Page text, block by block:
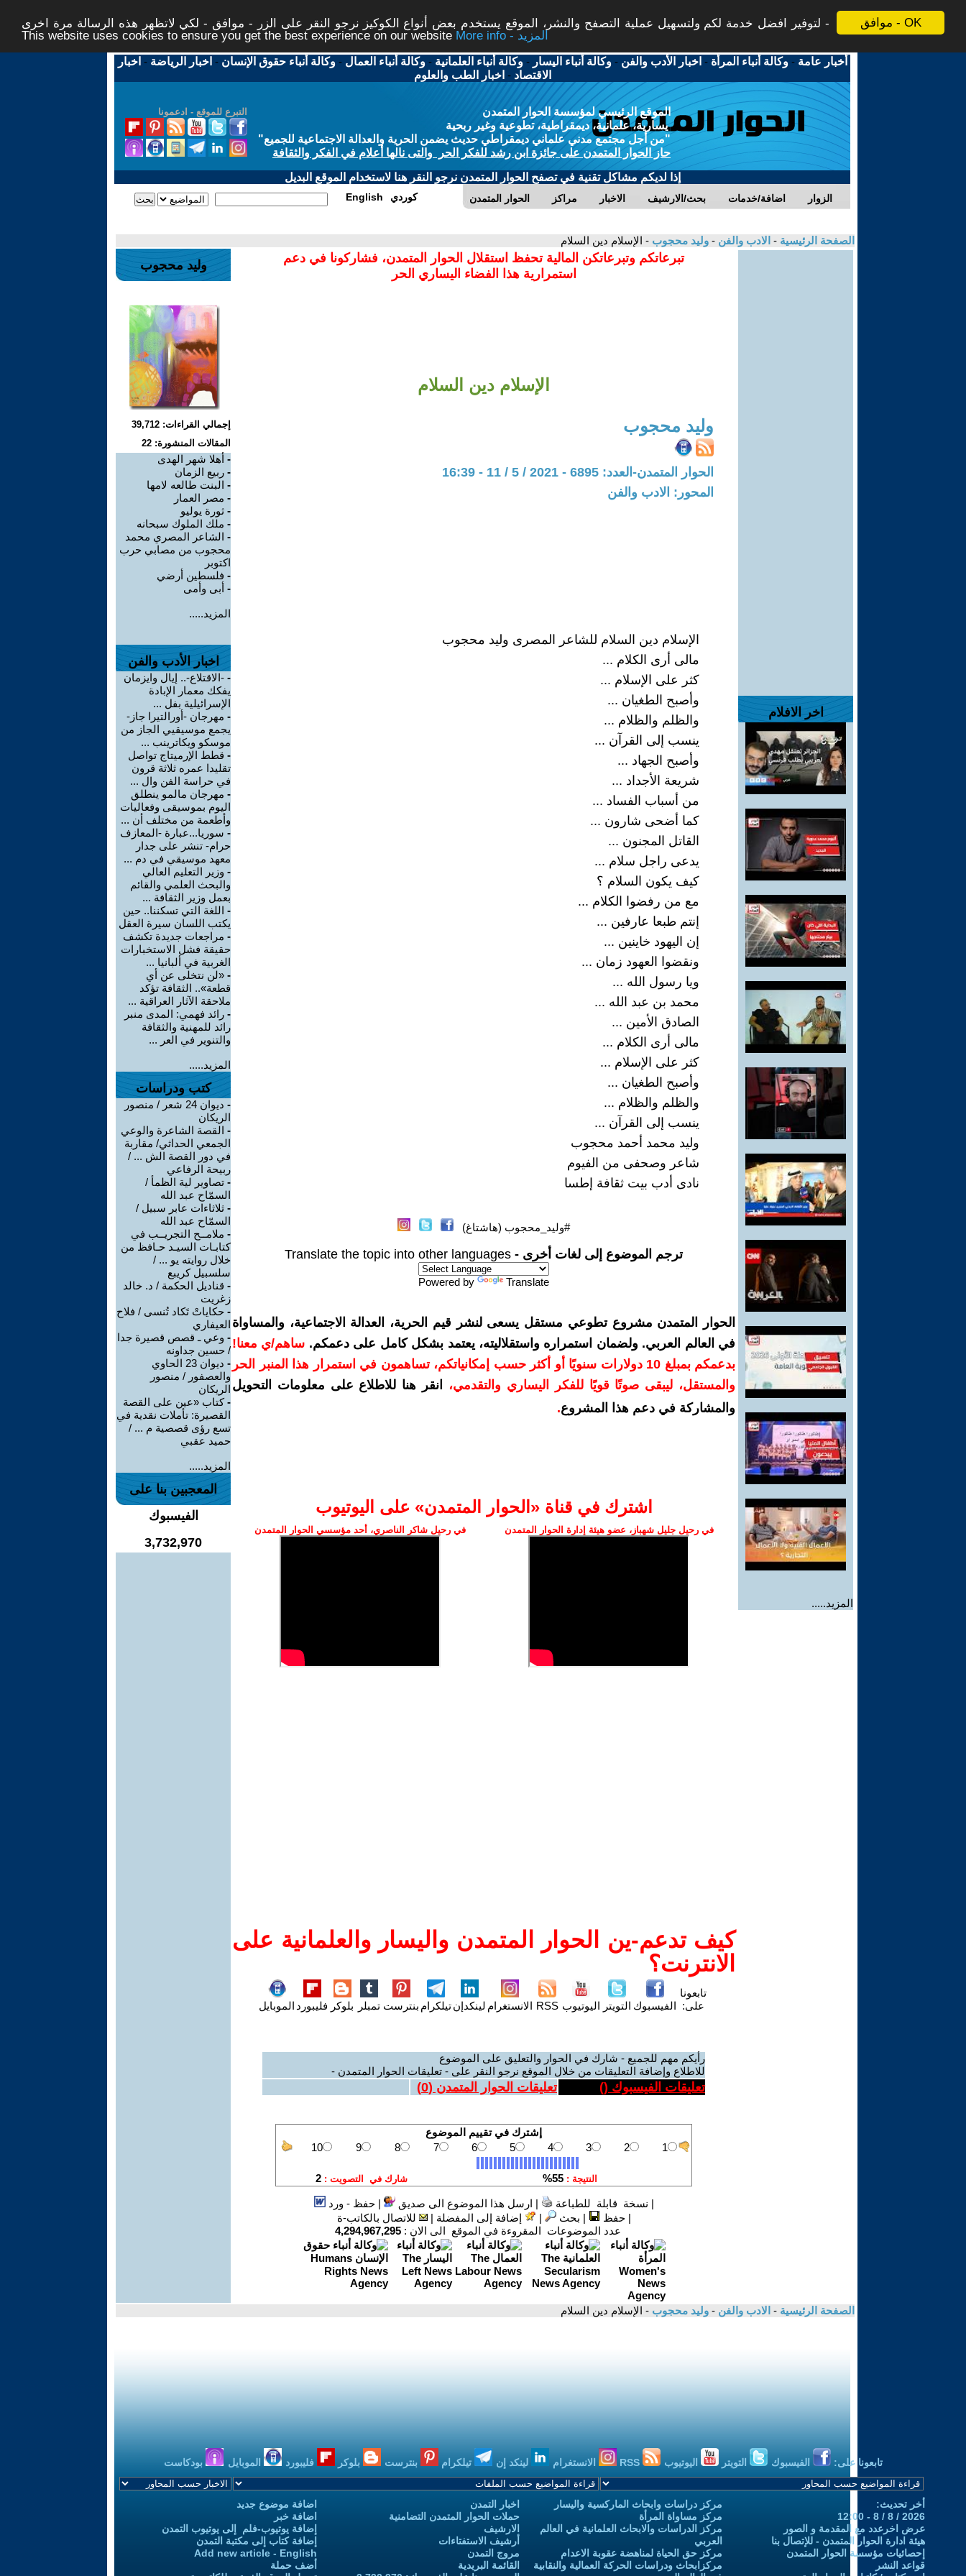
موافق - OK
لتوفير افضل خدمة لكم ولتسهيل عملية التصفح والنشر، الموقع يستخدم بعض أنواع الكوكيز نرجو النقر على الزر - موافق - لكي لاتظهر هذه الرسالة مرة اخرى -
This website uses cookies to ensure you get the best experience on our website
More info - المزيد
أخبار عامة -وكالة أنباء المرأة - اخبار الأدب والفن -وكالة أنباء اليسار -وكالة أنباء العلمانية -وكالة أنباء العمال -وكالة أنباء حقوق الإنسان - اخبار الرياضة - اخبار
الاقتصاد - اخبار الطب والعلوم
التبرع للموقع - ادعمونا
الموقع الرئيسي لمؤسسة الحوار المتمدن
يسارية، علمانية، ديمقراطية، تطوعية وغير ربحية
"من أجل مجتمع مدني علماني ديمقراطي حديث يضمن الحرية والعدالة الاجتماعية للجميع"
حاز الحوار المتمدن على جائزة ابن رشد للفكر الحر والتى نالها أعلام في الفكر والثقافة
إذا لديكم مشاكل تقنية في تصفح الحوار المتمدن نرجو النقر هنا لاستخدام الموقع البديل
الحوار المتمدن مراكز الاخبار بحث/الارشيف اضافة/خدمات الزوار English كوردي
الصفحة الرئيسية - الادب والفن - وليد محجوب - الإسلام دين السلام
اخر الافلام
المزيد.....
تبرعاتكم وتبرعاتكن المالية تحفظ استقلال الحوار المتمدن، فشاركونا في دعم
استمرارية هذا الفضاء اليساري الحر
الإسلام دين السلام
وليد محجوب
الحوار المتمدن-العدد: 6895 - 2021 / 5 / 11 - 16:39
المحور: الادب والفن
الإسلام دين السلام للشاعر المصرى وليد محجوب
مالى أرى الكلام ...
كثر على الإسلام ...
وأصبح الطغيان ...
والظلم والظلام ...
ينسب إلى القرآن ...
وأصبح الجهاد ...
شريعة الأجداد ...
من أسباب الفساد ...
كما أضحى شارون ...
القاتل المجنون ...
يدعى راجل سلام ...
كيف يكون السلام ؟
مع من رفضوا الكلام ...
إنتم طبعا عارفين ...
إن اليهود خاينين ...
ونقضوا العهود زمان ...
ويا رسول الله ...
محمد بن عبد الله ...
الصادق الأمين ...
مالى أرى الكلام ...
كثر على الإسلام ...
وأصبح الطغيان ...
والظلم والظلام ...
ينسب إلى القرآن ...
وليد محمد أحمد محجوب
شاعر وصحفى من الفيوم
نادى أدب بيت ثقافة إطسا
#وليد_محجوب (هاشتاغ)
ترجم الموضوع إلى لغات أخرى - Translate the topic into other languages
Powered by Translate
الحوار المتمدن مشروع تطوعي مستقل يسعى لنشر قيم الحرية، العدالة الاجتماعية، والمساواة
في العالم العربي. ولضمان استمراره واستقلاليته، يعتمد بشكل كامل على دعمكم. ساهم/ي معنا!
بدعمكم بمبلغ 10 دولارات سنويًا أو أكثر حسب إمكانياتكم، تساهمون في استمرار هذا المنبر الحر
والمستقل، ليبقى صوتًا قويًا للفكر اليساري والتقدمي،
انقر هنا للاطلاع على معلومات التحويل
والمشاركة في دعم هذا المشروع.
اشترك في قناة ‫«الحوار المتمدن» على اليوتيوب
في رحيل جليل شهباز، عضو هيئة إدارة الحوار المتمدن في رحيل شاكر الناصري، أحد مؤسسي الحوار المتمدن
كيف تدعم-ين الحوار المتمدن واليسار والعلمانية على
الانترنت؟
تابعونا
على: الفيسبوك التويتر اليوتيوب RSS الانستغرام لينكدإنتيلكرام بنترست تمبلر بلوكر فليبورد الموبايل
رأيكم مهم للجميع - شارك في الحوار والتعليق على الموضوع
للاطلاع وإضافة التعليقات من خلال الموقع نرجو النقر على - تعليقات الحوار المتمدن -
تعليقات الفيسبوك () تعليقات الحوار المتمدن (0
)
| نسخة قابلة للطباعة | ارسل هذا الموضوع الى صديق |حفظ - ورد
|حفظ | بحث | إضافة إلى المفضلة |
للاتصال بالكاتب-ة
عدد الموضوعات المقروءة في الموقع الى الان : 4,294,967,295
وليد محجوب
إجمالي القراءات: 39,712
المقالات المنشورة: 22
- أهلا شهر الهدى
- ربيع الزمان
- البنت طالعه لامها
- مصر العمار
- ثورة يوليو
- ملك الملوك سبحانه
- الشاعر المصري محمد
محجوب من مصابي حرب
اكتوبر
- فلسطين أرضي
- أبى وأمى
المزيد.....
اخبار الأدب والفن
- -الاقتلاع-.. إيال وايزمان
يفكك معمار الإبادة
الإسرائيلية بفل ...
- مهرجان -أورالتيرا جاز-
يجمع موسيقيي الجاز من
موسكو ويكاترينب ...
- قطط الإرميتاج تواصل
تقليدا عمره ثلاثة قرون
في حراسة الفن وال ...
- مهرجان مالمو ينطلق
اليوم بموسيقى وفعاليات
وأطعمة من مختلف أن ...
- سوريا...عبارة -المعازف
حرام- تنشر على جدار
معهد موسيقي في دم ...
- وزير التعليم العالي
والبحث العلمي والقائم
بعمل وزير الثقافة ...
- اللغة التي تسكننا.. حين
يكتب اللسان سيرة العقل
- مراجعات جديدة تكشف
حقيقة فشل الاستخبارات
الغربية في ألبانيا ...
- «لن نتخلى عن أي
قطعة».. الثقافة تؤكد
ملاحقة الآثار العراقية ...
- رائد فهمي: المدى منبر
رائد للمهنية والثقافة
والتنوير في العر ...
المزيد.....
كتب ودراسات
-
ديوان 24 شعر / منصور
الريكان
- القصة الشاعرة والوعي
الجمعي الحداثي/ مقاربة
في دور القصة الش ... /
ربيحة الرفاعي
- تصاوير لية الظمأ /
السمّاح عبد الله
- ثلاثاءات عابر سبيل /
السمّاح عبد الله
- ملامــح التجريــب في
كتابـات السيـد حـافظ من
خلال روايته يو ... /
سلسبيل كريبع
- قناديل الحكمة / د. خالد
زغريت
- حكاياتْ تَكاد تُنسى / فلاح
العيفاري
- وعي ـ قصص قصيرة جدا
/ حسين جداونه
-
ديوان 23 الحاوي
والعصفور / منصور
الريكان
-كتاب «عين على القصة
القصيرة: تأملات نقدية في
تسع رؤى قصصية م ... /
حميد عقبي
المزيد.....
المعجبين بنا على
الفيسبوك
3,732,970
الصفحة الرئيسية - الادب والفن - وليد محجوب - الإسلام دين السلام
تابعونا على: الفيسبوك التويتر اليوتيوب الانستغرام لينكد إن تيلكرام بنترست بلوكر فليبورد الموبايل بودكاست
أخر تحديث:
2026 / 8 / 8 - 12:00
عرض اخرعدد مع المقدمة و الصور
هيئة ادارة الحوار المتمدن - للإتصال بنا
إحصائيات مؤسسة الحوار المتمدن
قواعد النشر
مركز دراسات وابحاث الماركسية واليسار
مركز مساواة المرأة
مركز الدراسات والابحاث العلمانية في العالم
العربي
مركز حق الحياة لمناهضة عقوبة الاعدام
مركزابحاث ودراسات الحركة العمالية والنقابية
اخبار التمدن
حملات الحوار المتمدن التضامنية
الارشيف
أرشيف الاستفتاءات
مروج التمدن
القائمة البريدية
اضافة موضوع جديد
اضافة خبر
إضافة يوتيوب-فلم إلى يوتيوب التمدن
إضافة كتاب إلى مكتبة التمدن
Add new article - English
أضف حملة